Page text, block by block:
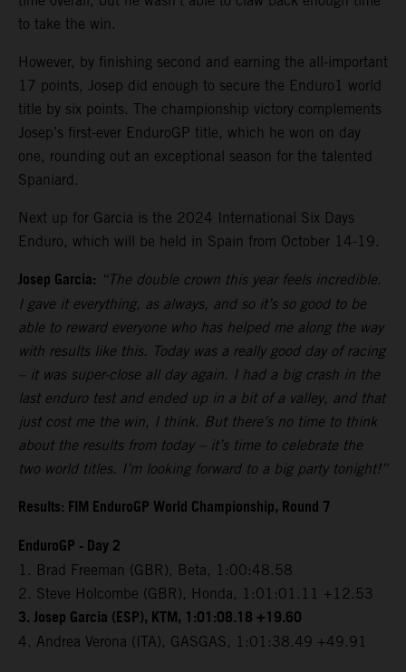
to take the win.
However, by finishing second and earning the all-important
17 points, Josep did enough to secure the Enduro1 world
title by six points. The championship victory complements
Josep’s first-ever EnduroGP title, which he won on day
one, rounding out an exceptional season for the talented
Spaniard.
Next up for Garcia is the 2024 International Six Days
Enduro, which will be held in Spain from October 14-19.
Josep Garcia: “The double crown this year feels incredible.
I gave it everything, as always, and so it’s so good to be
able to reward everyone who has helped me along the way
with results like this. Today was a really good day of racing
– it was super-close all day again. I had a big crash in the
last enduro test and ended up in a bit of a valley, and that
just cost me the win, I think. But there’s no time to think
about the results from today – it’s time to celebrate the
two world titles. I’m looking forward to a big party tonight!”
Results: FIM EnduroGP World Championship, Round 7
EnduroGP - Day 2
1. Brad Freeman (GBR), Beta, 1:00:48.58
2. Steve Holcombe (GBR), Honda, 1:01:01.11 +12.53
3. Josep Garcia (ESP), KTM, 1:01:08.18 +19.60
4. Andrea Verona (ITA), GASGAS, 1:01:38.49 +49.91